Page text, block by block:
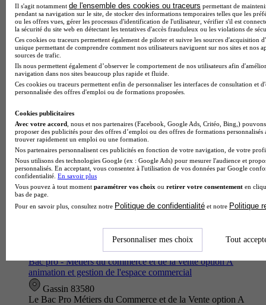
Lycée professionnel Léon Blum
Bac pro - Carrossier peintre automobile
Draguignan 83300
Le Bac pro carrossier peintre automobile proposé par le Lycée
professionnel Léon Blum forme des professionnels qualifiés
capables de remettre en état des véhicules accidentés ou
Lycée du Golfe de Saint-Tropez
Bac pro - Métiers du commerce et de la vente option A
animation et gestion de l'espace commercial
Gassin 83580
Le Bac Pro Métiers du Commerce et de la Vente option A
Il s'agit notamment de l'ensemble des cookies ou traceurs permettant de
pendant sa navigation sur le site, de stocker des informations temporaires telles que les
ou les offres vues, gérer les processus d'identification de l'utilisateur, vérifier s'il est
la sécurité du site web en détectant les tentatives d'accès frauduleux ou les violations de
Ces cookies ou traceurs permettent également de piloter et suivre les sources d'acquisition
unique permettant de comprendre comment nos utilisateurs naviguent sur nos sites et nos
sources de trafic.
Ils nous permettent également d’observer le comportement de nos utilisateurs afin
navigation dans nos sites beaucoup plus rapide et fluide.
Ces cookies ou traceurs permettent enfin de personnaliser les interfaces de consultation et
personnalisée des offres d'emploi ou de formations proposées.
Cookies publicitaires
Avec votre accord , nous et nos partenaires (Facebook, Google Ads, Critéo, Bing,)
proposer des publicités pour des offres d’emploi ou des offres de formations
trouver rapidement un emploi ou une formation.
Nos partenaires personnalisent ces publicités en fonction de votre navigation, de votre
Nous utilisons des technologies Google (ex : Google Ads) pour mesurer l'audience et
personnalisés. En acceptant, vous consentez à l'utilisation de vos données par Google
confidentialité. En savoir plus
Vous pouvez à tout moment paramétrer vos choix ou retirer votre consentement en
bas de page.
Pour en savoir plus, consultez notre Politique de confidentialité et notre Politique
Personnaliser mes choix Tout